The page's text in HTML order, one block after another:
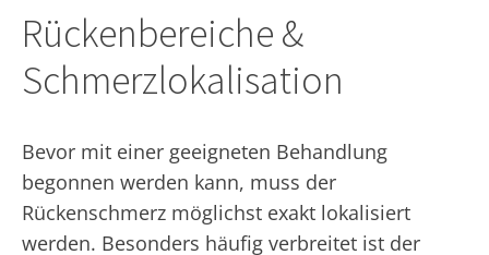
Rückenbereiche &
Schmerzlokalisation
Bevor mit einer geeigneten Behandlung
begonnen werden kann, muss der
Rückenschmerz möglichst exakt lokalisiert
werden. Besonders häufig verbreitet ist der